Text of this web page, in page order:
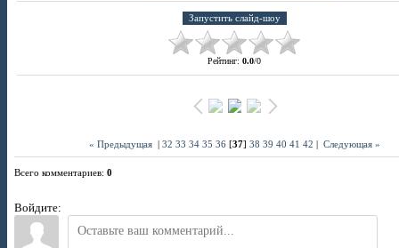
Рейтинг: 0.0/0
« Предыдущая 32 33 34 35 36 [37] 38 39 40 41 42 Следующая »
Всего комментариев: 0
Войдите: